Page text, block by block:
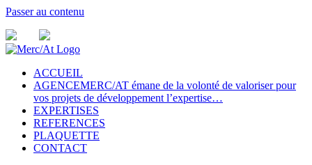
Passer au contenu
ACCUEIL
AGENCEMERC/AT émane de la volonté de valoriser pour
vos projets de développement l’expertise…
EXPERTISES
REFERENCES
PLAQUETTE
CONTACT